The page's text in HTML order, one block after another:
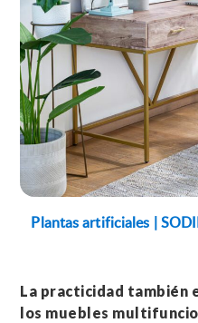
Plantas artificiales |
La practicidad también
los muebles